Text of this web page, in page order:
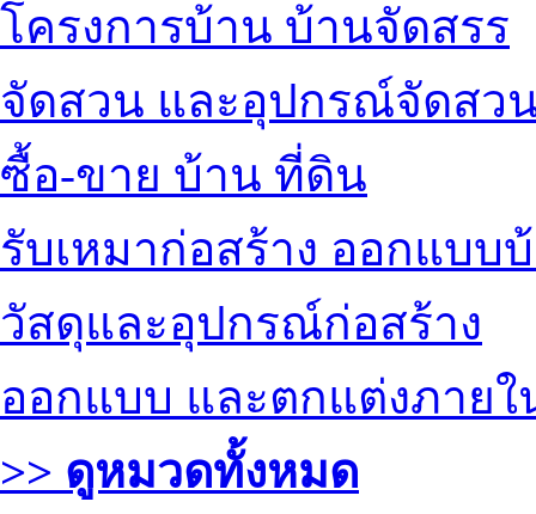
โครงการบ้าน บ้านจัดสรร
จัดสวน และอุปกรณ์จัดสว
ซื้อ-ขาย บ้าน ที่ดิน
รับเหมาก่อสร้าง ออกแบบ
วัสดุและอุปกรณ์ก่อสร้าง
ออกแบบ และตกแต่งภายใ
>> ดูหมวดทั้งหมด